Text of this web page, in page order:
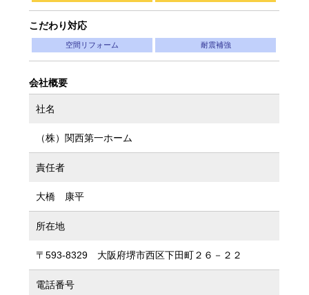
こだわり対応
空間リフォーム 耐震補強
会社概要
社名
（株）関西第一ホーム
責任者
大橋 康平
所在地
〒593-8329 大阪府堺市西区下田町２６－２２
電話番号